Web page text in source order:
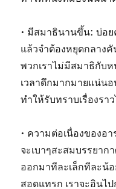
• มีสมาธินานขึ้น: บ่อย
แล้วจำต้องหยุดกลาง
พวกเราไม่มีสมาธิกับ
เวลาดึกมากมายแน่นอ
ทำให้รับทราบเรื่องรา
• ความต่อเนื่องของอ
จะเบาๆสะสมบรรยา
ออกมาทีละเล็กทีละน้
สอดแทรก เราจะอินไ